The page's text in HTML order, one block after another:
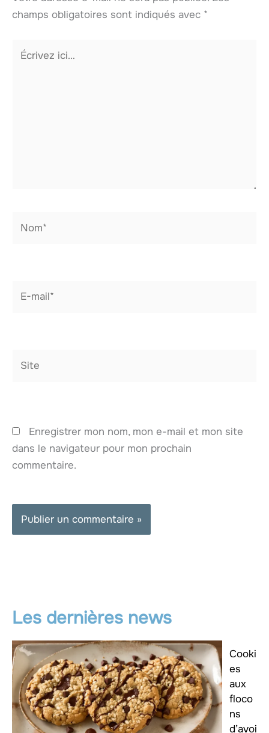
champs obligatoires sont indiqués avec *
Écrivez
ici…
Enregistrer mon nom, mon e-mail et mon site
dans le navigateur pour mon prochain
commentaire.
Les dernières news
Cooki
es
aux
floco
ns
d’avoi